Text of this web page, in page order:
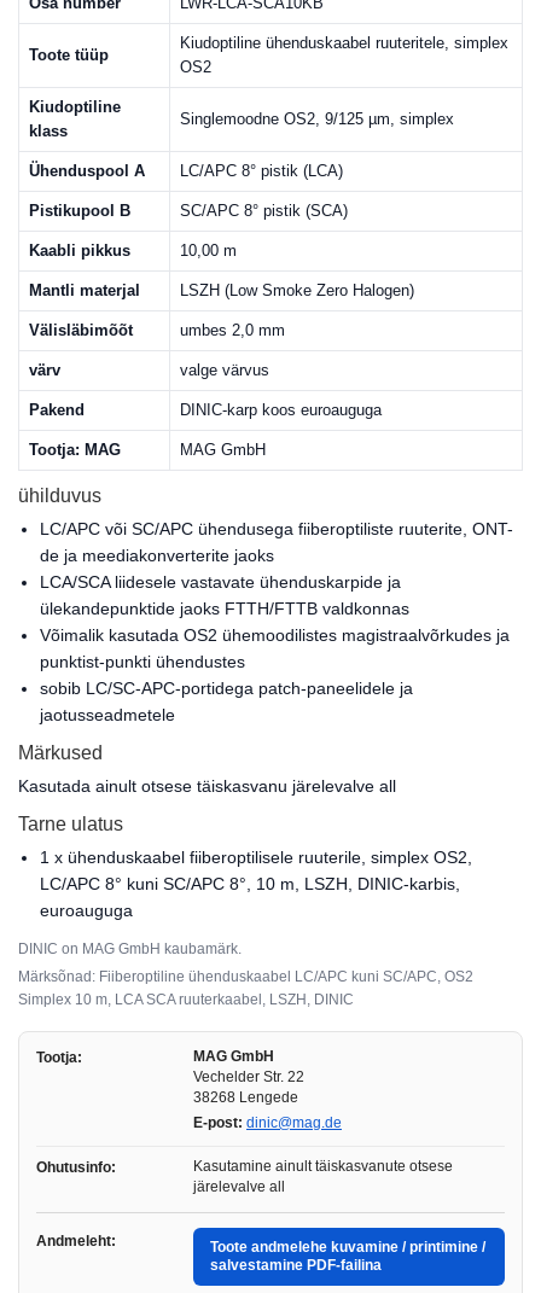
Toote tüüp
Kiudoptiline ühenduskaabel ruuteritele, simplex
OS2
Kiudoptiline
klass
Singlemoodne OS2, 9/125 µm, simplex
Ühenduspool A LC/APC 8° pistik (LCA)
Pistikupool B SC/APC 8° pistik (SCA)
Kaabli pikkus 10,00 m
Mantli materjal LSZH (Low Smoke Zero Halogen)
Välisläbimõõt umbes 2,0 mm
värv valge värvus
Pakend DINIC-karp koos euroauguga
Tootja: MAG MAG GmbH
ühilduvus
LC/APC või SC/APC ühendusega fiiberoptiliste ruuterite, ONT-
de ja meediakonverterite jaoks
LCA/SCA liidesele vastavate ühenduskarpide ja
ülekandepunktide jaoks FTTH/FTTB valdkonnas
Võimalik kasutada OS2 ühemoodilistes magistraalvõrkudes ja
punktist-punkti ühendustes
sobib LC/SC-APC-portidega patch-paneelidele ja
jaotusseadmetele
Märkused
Kasutada ainult otsese täiskasvanu järelevalve all
Tarne ulatus
1 x ühenduskaabel fiiberoptilisele ruuterile, simplex OS2,
LC/APC 8° kuni SC/APC 8°, 10 m, LSZH, DINIC-karbis,
euroauguga
DINIC on MAG GmbH kaubamärk.
Märksõnad: Fiiberoptiline ühenduskaabel LC/APC kuni SC/APC, OS2
Simplex 10 m, LCA SCA ruuterkaabel, LSZH, DINIC
Tootja:
MAG GmbH
Vechelder Str. 22
38268 Lengede
E-post: dinic@mag.de
Ohutusinfo:
Kasutamine ainult täiskasvanute otsese
järelevalve all
Andmeleht:
Toote andmelehe kuvamine / printimine /
salvestamine PDF-failina